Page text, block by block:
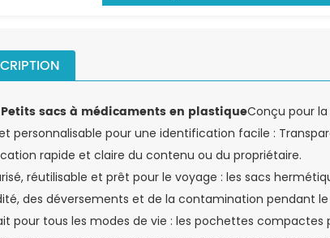
Petits sacs à médicaments en plastiqueConçu pour
et personnalisable pour une identification facile :
rapide et claire du contenu ou du propriétaire.
réutilisable et prêt pour le voyage : les sacs
des déversements et de la contamination pendant le
pour tous les modes de vie : les pochettes